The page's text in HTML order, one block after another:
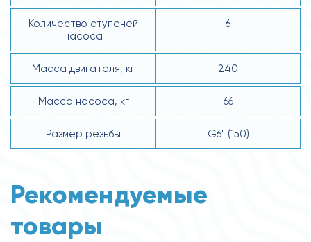
Количество ступеней
насоса
6
Масса двигателя, кг 240
Масса насоса, кг 66
Размер резьбы G6" (150)
Рекомендуемые
товары